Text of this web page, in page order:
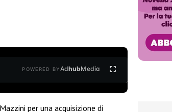
POWERED BYAdhubMedia
per una acquisizione di